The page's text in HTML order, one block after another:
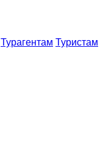
Турагентам Туристам